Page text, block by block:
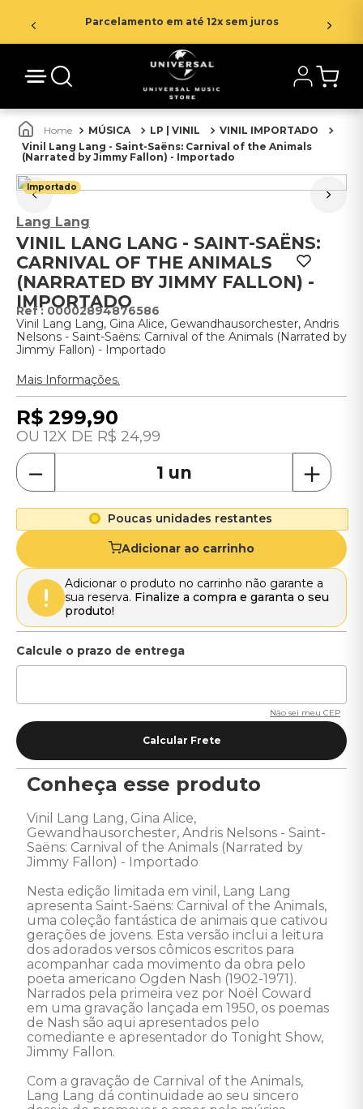
Parcelamento em até 12x sem juros
MÚSICA LP | VINIL
VINIL IMPORTADO
Vinil Lang Lang - Saint-Saëns: Carnival of the Animals
(Narrated by Jimmy Fallon) - Importado
Importado
Lang Lang
VINIL LANG LANG - SAINT-SAËNS:
CARNIVAL OF THE ANIMALS
(NARRATED BY JIMMY FALLON) -
IMPORTADO
: 00002894876586
Vinil Lang Lang, Gina Alice, Gewandhausorchester, Andris
Nelsons - Saint-Saëns: Carnival of the Animals (Narrated by
Jimmy Fallon) - Importado
Mais Informações.
R$ 299,90
12 R$ 24,99
＋
－
Poucas unidades restantes
Adicionar ao carrinho
Adicionar o produto no carrinho não garante a
sua reserva. Finalize a compra e garanta o seu
produto!
Não sei meu CEP
Conheça esse produto
Vinil Lang Lang, Gina Alice,
Gewandhausorchester, Andris Nelsons - Saint-
Saëns: Carnival of the Animals (Narrated by
Jimmy Fallon) - Importado
Nesta edição limitada em vinil, Lang Lang
apresenta Saint-Saëns: Carnival of the Animals,
uma coleção fantástica de animais que cativou
gerações de jovens. Esta versão inclui a leitura
dos adorados versos cômicos escritos para
acompanhar cada movimento da obra pelo
poeta americano Ogden Nash (1902-1971).
Narrados pela primeira vez por Noël Coward
em uma gravação lançada em 1950, os poemas
de Nash são aqui apresentados pelo
comediante e apresentador do Tonight Show,
Jimmy Fallon.
Com a gravação de Carnival of the Animals,
Lang Lang dá continuidade ao seu sincero